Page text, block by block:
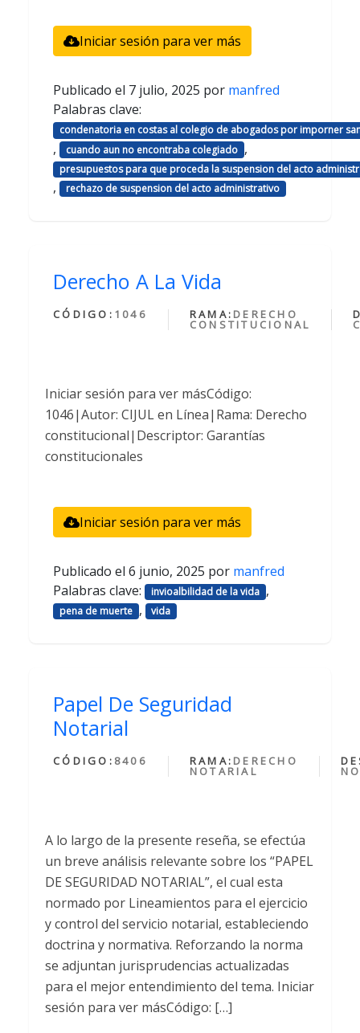
Iniciar sesión para ver más
Publicado el 7 julio, 2025 por manfred
Palabras clave:
condenatoria en costas al colegio de abogados por imporner
, cuando aun no encontraba colegiado ,
presupuestos para que proceda la suspension del acto
, rechazo de suspension del acto administrativo
Derecho A La Vida
CÓDIGO: 1046 RAMA: DERECHO
CONSTITUCIONAL
Iniciar sesión para ver másCódigo:
1046|Autor: CIJUL en Línea|Rama: Derecho
constitucional|Descriptor: Garantías
constitucionales
Iniciar sesión para ver más
Publicado el 6 junio, 2025 por manfred
Palabras clave:
invioalbilidad de la vida ,
pena de muerte , vida
Papel De Seguridad
Notarial
CÓDIGO: 8406 RAMA: DERECHO
NOTARIAL
A lo largo de la presente reseña, se efectúa
un breve análisis relevante sobre los “PAPEL
DE SEGURIDAD NOTARIAL”, el cual esta
normado por Lineamientos para el ejercicio
y control del servicio notarial, estableciendo
doctrina y normativa. Reforzando la norma
se adjuntan jurisprudencias actualizadas
para el mejor entendimiento del tema. Iniciar
sesión para ver másCódigo: […]